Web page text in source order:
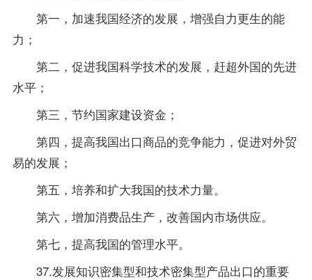
第一，加速我国经济的发展，增强自力更生的能
力；
第二，促进我国科学技术的发展，赶超外国的先进
水平；
第三，节约国家建设资金；
第四，提高我国出口商品的竞争能力，促进对外贸
易的发展；
第五，培养和扩大我国的技术力量。
第六，增加消费品生产，改善国内市场供应。
第七，提高我国的管理水平。
37.发展知识密集型和技术密集型产品出口的重要